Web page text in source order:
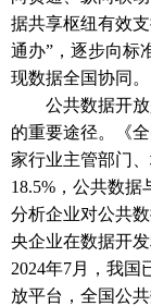
据共享枢纽有效
通办”，逐步向标
现数据全国协同。
公共数据开放
的重要途径。《
家行业主管部门
18.5%，公共数
分析企业对公共
央企业在数据开
2024年7月，我国
放平台，全国公